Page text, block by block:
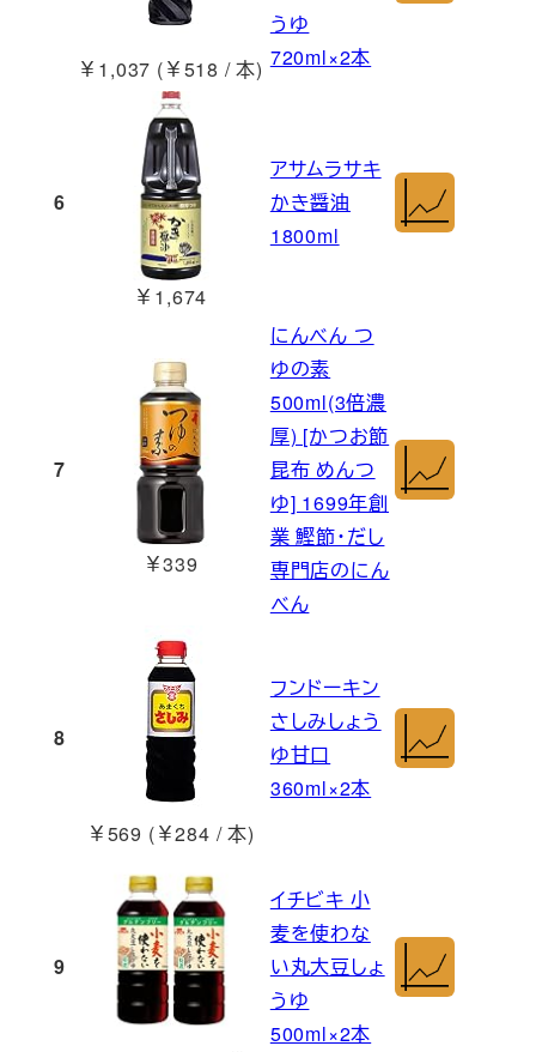
￥1,037 (￥518 / 本)
うゆ
720ml×2本
6
￥1,674
アサムラサキ
かき醤油
1800ml
7
￥339
にんべん つ
ゆの素
500ml(3倍濃
厚) [かつお節
昆布 めんつ
ゆ] 1699年創
業 鰹節・だし
専門店のにん
べん
8
￥569 (￥284 / 本)
フンドーキン
さしみしょう
ゆ甘口
360ml×2本
9
イチビキ 小
麦を使わな
い丸大豆しょ
うゆ
500ml×2本